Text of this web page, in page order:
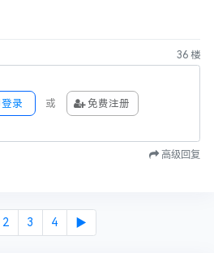
.诋毁政府形象等违法言论和信息的帖子.
分享帖，则本站与发布用户共同享有内容
者同意的情况下，根据版规及相关法律
非法用途！
站（xiuno论坛）所有！
36楼
录 或 免费注册
高级回复
2 3 4 ▶